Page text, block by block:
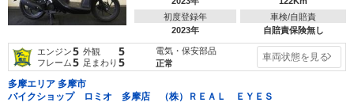
初度登録年
2023年
車検/自賠責
自賠責保険無し
エンジン5 外観 5
フレーム5 足まわり 5
電気・保安部品
正常
車両状態を見る
多摩エリア 多摩市
バイクショップ ロミオ 多摩店 （株）ＲＥＡＬ ＥＹＥＳ